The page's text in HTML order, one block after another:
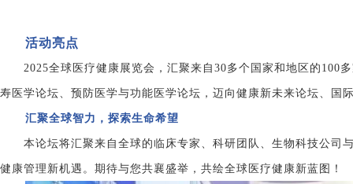
活动亮点
2025全球医疗健康展览会，汇聚来自30多个国家和地区的100
寿医学论坛、预防医学与功能医学论坛，迈向健康新未来论坛、国
汇聚全球智力，探索生命希望
本论坛将汇聚来自全球的临床专家、科研团队、生物科技公司
健康管理新机遇。期待与您共襄盛举，共绘全球医疗健康新蓝图！